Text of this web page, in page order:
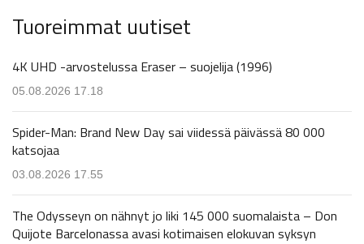
Tuoreimmat uutiset
4K UHD -arvostelussa Eraser – suojelija (1996)
05.08.2026 17.18
Spider-Man: Brand New Day sai viidessä päivässä 80 000
katsojaa
03.08.2026 17.55
The Odysseyn on nähnyt jo liki 145 000 suomalaista – Don
Quijote Barcelonassa avasi kotimaisen elokuvan syksyn